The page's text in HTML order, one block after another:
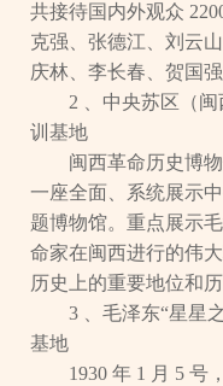
共接待国内外观众
克强、张德江、刘云
庆林、李长春、贺国
2 、中央苏区（
训基地
闽西革命历史博
一座全面、系统展示
题博物馆。重点展示
命家在闽西进行的伟
历史上的重要地位和历
3 、毛泽东“星星
基地
1930 年 1 月 5 号